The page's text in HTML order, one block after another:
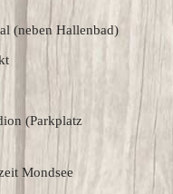
(neben Hallenbad)
(Parkplatz
Mondsee